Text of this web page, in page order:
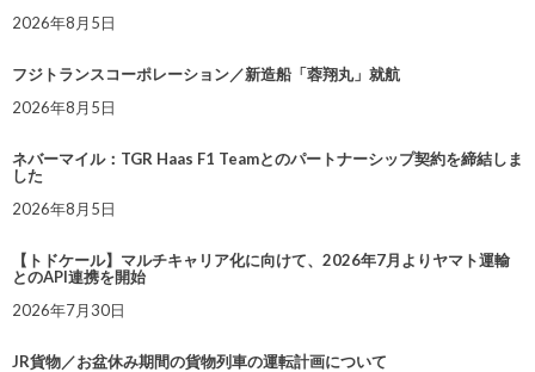
2026年8月5日
フジトランスコーポレーション／新造船「蓉翔丸」就航
2026年8月5日
ネバーマイル：TGR Haas F1 Teamとのパートナーシップ契約を締結しま
した
2026年8月5日
【トドケール】マルチキャリア化に向けて、2026年7月よりヤマト運輸
とのAPI連携を開始
2026年7月30日
JR貨物／お盆休み期間の貨物列車の運転計画について